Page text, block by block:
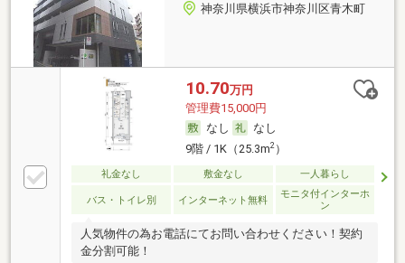
神奈川県横浜市神奈川区青木町
10.70万円
管理費15,000円
なし
なし
9階 / 1K（25.3m2）
礼金なし 敷金なし 一人暮らし
バス・トイレ別 インターネット無料
モニタ付インターホ
ン
人気物件の為お電話にてお問い合わせください！契約
金分割可能！